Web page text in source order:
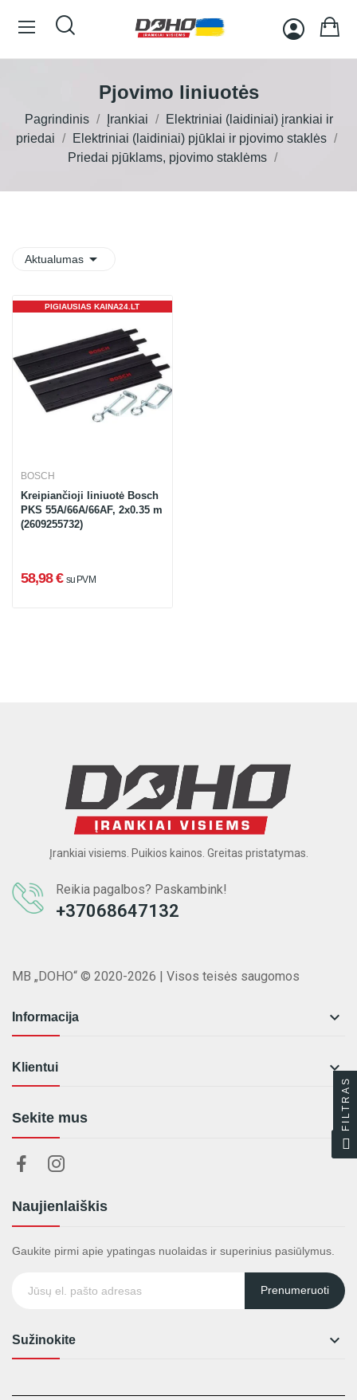
Pjovimo liniuotės
Pagrindinis Įrankiai
Elektriniai (laidiniai) įrankiai ir
priedai
Elektriniai (laidiniai) pjūklai ir pjovimo staklės
Priedai pjūklams, pjovimo staklėms
Aktualumas 
PIGIAUSIAS KAINA24.LT
BOSCH
Kreipiančioji liniuotė Bosch
PKS 55A/66A/66AF, 2x0.35 m
(2609255732)
58,98 € su PVM
Įrankiai visiems. Puikios kainos. Greitas pristatymas.
Reikia pagalbos? Paskambink!
+37068647132
MB „DOHO“ © 2020-2026 | Visos teisės saugomos
Informacija 
Klientui 
Sekite mus
Naujienlaiškis
Gaukite pirmi apie ypatingas nuolaidas ir superinius pasiūlymus.
Prenumeruoti
Sužinokite 
FILTRAS